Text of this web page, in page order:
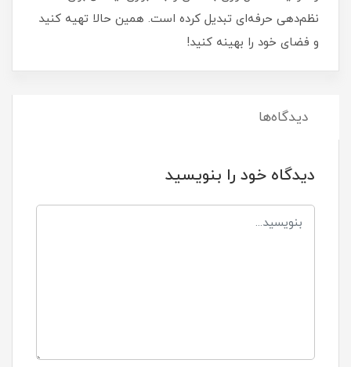
نظم‌دهی حرفه‌ای تبدیل کرده است. همین حالا تهیه کنید
و فضای خود را بهینه کنید!
دیدگاه‌ها
دیدگاه خود را بنویسید